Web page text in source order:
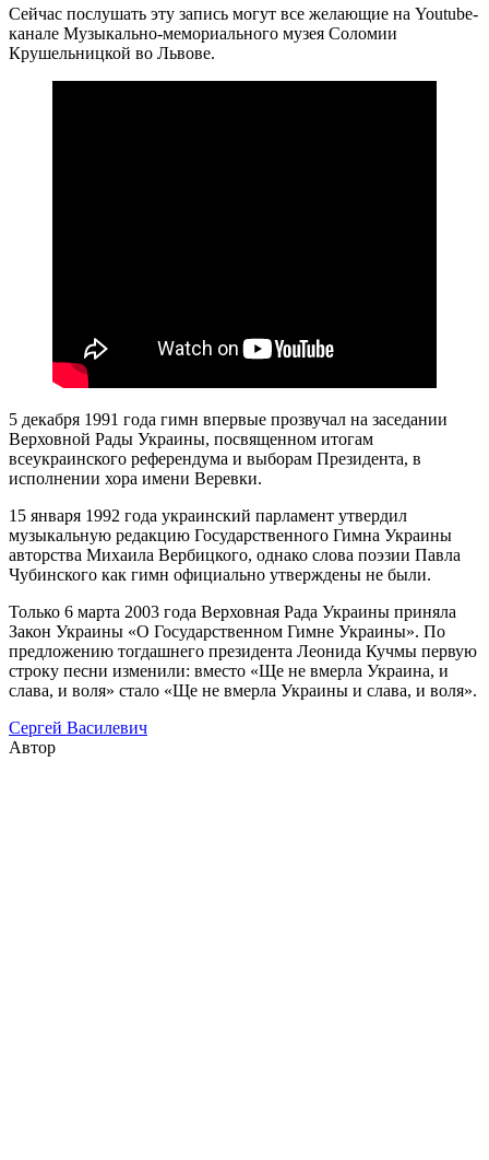
Сейчас послушать эту запись могут все желающие на Youtube-
канале Музыкально-мемориального музея Соломии
Крушельницкой во Львове.
5 декабря 1991 года гимн впервые прозвучал на заседании
Верховной Рады Украины, посвященном итогам
всеукраинского референдума и выборам Президента, в
исполнении хора имени Веревки.
15 января 1992 года украинский парламент утвердил
музыкальную редакцию Государственного Гимна Украины
авторства Михаила Вербицкого, однако слова поэзии Павла
Чубинского как гимн официально утверждены не были.
Только 6 марта 2003 года Верховная Рада Украины приняла
Закон Украины «О Государственном Гимне Украины». По
предложению тогдашнего президента Леонида Кучмы первую
строку песни изменили: вместо «Ще не вмерла Украина, и
слава, и воля» стало «Ще не вмерла Украины и слава, и воля».
Сергей Василевич
Автор